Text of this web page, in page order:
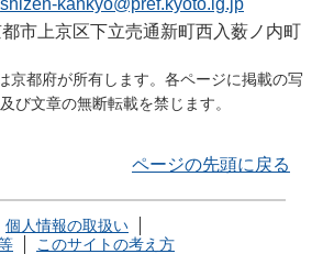
市上京区下立売通新町西入薮ノ内町
京都府が所有します。各ページに掲載の写
び文章の無断転載を禁じます。
ページの先頭に戻る
個人情報の取扱い
このサイトの考え方